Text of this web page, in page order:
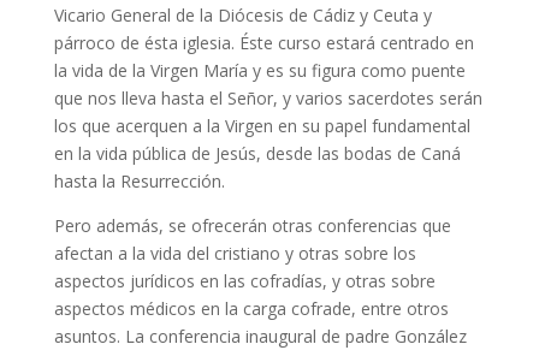
Vicario General de la Diócesis de Cádiz y Ceuta y
párroco de ésta iglesia. Éste curso estará centrado en
la vida de la Virgen María y es su figura como puente
que nos lleva hasta el Señor, y varios sacerdotes serán
los que acerquen a la Virgen en su papel fundamental
en la vida pública de Jesús, desde las bodas de Caná
hasta la Resurrección.
Pero además, se ofrecerán otras conferencias que
afectan a la vida del cristiano y otras sobre los
aspectos jurídicos en las cofradías, y otras sobre
aspectos médicos en la carga cofrade, entre otros
asuntos. La conferencia inaugural de padre González